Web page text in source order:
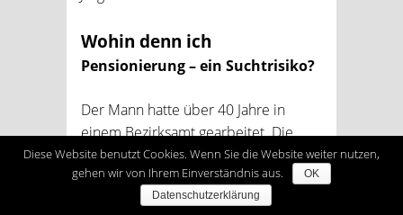
Wohin denn ich
Pensionierung – ein Suchtrisiko?
Der Mann hatte über 40 Jahre in
einem Bezirksamt gearbeitet. Die
letzten Jahre hatte er meistens Zahlen
addiert, die ihm von anderen Stellen
zugesandt worden waren. War er
Diese Website benutzt Cookies. Wenn Sie die Website weiter nutzen,
gehen wir von Ihrem Einverständnis aus.
OK
Datenschutzerklärung